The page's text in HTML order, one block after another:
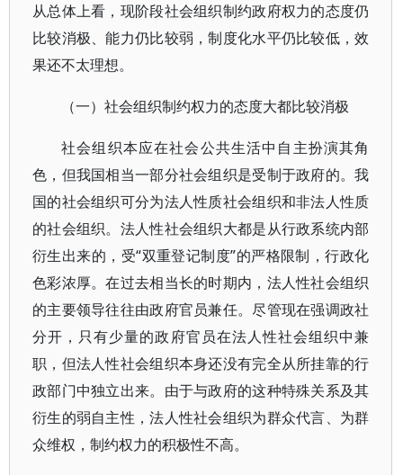
从总体上看，现阶段社会组织制约政府权力的态度仍
比较消极、能力仍比较弱，制度化水平仍比较低，效
果还不太理想。
（一）社会组织制约权力的态度大都比较消极
社会组织本应在社会公共生活中自主扮演其角
色，但我国相当一部分社会组织是受制于政府的。我
国的社会组织可分为法人性质社会组织和非法人性质
的社会组织。法人性社会组织大都是从行政系统内部
衍生出来的，受“双重登记制度”的严格限制，行政化
色彩浓厚。在过去相当长的时期内，法人性社会组织
的主要领导往往由政府官员兼任。尽管现在强调政社
分开，只有少量的政府官员在法人性社会组织中兼
职，但法人性社会组织本身还没有完全从所挂靠的行
政部门中独立出来。由于与政府的这种特殊关系及其
衍生的弱自主性，法人性社会组织为群众代言、为群
众维权，制约权力的积极性不高。